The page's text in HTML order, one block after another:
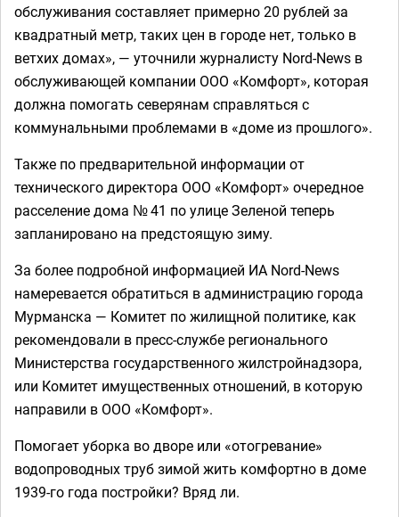
обслуживания составляет примерно 20 рублей за
квадратный метр, таких цен в городе нет, только в
ветхих домах», — уточнили журналисту Nord-News в
обслуживающей компании ООО «Комфорт», которая
должна помогать северянам справляться с
коммунальными проблемами в «доме из прошлого».
Также по предварительной информации от
технического директора ООО «Комфорт» очередное
расселение дома № 41 по улице Зеленой теперь
запланировано на предстоящую зиму.
За более подробной информацией ИА Nord-News
намеревается обратиться в администрацию города
Мурманска — Комитет по жилищной политике, как
рекомендовали в пресс-службе регионального
Министерства государственного жилстройнадзора,
или Комитет имущественных отношений, в которую
направили в ООО «Комфорт».
Помогает уборка во дворе или «отогревание»
водопроводных труб зимой жить комфортно в доме
1939-го года постройки? Вряд ли.